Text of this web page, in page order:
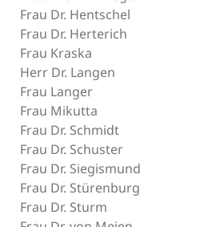
Frau Dr. Hentschel
Frau Dr. Herterich
Frau Kraska
Herr Dr. Langen
Frau Langer
Frau Mikutta
Frau Dr. Schmidt
Frau Dr. Schuster
Frau Dr. Siegismund
Frau Dr. Stürenburg
Frau Dr. Sturm